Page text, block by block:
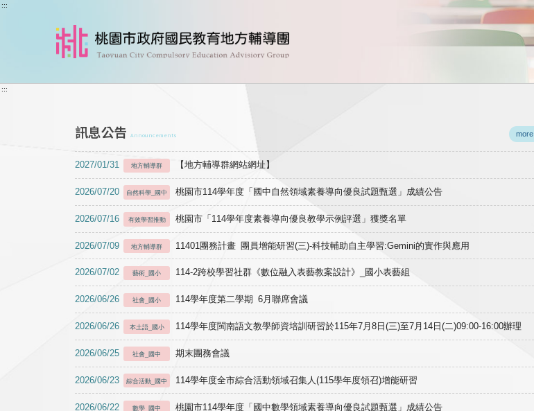
跳到主要內容
:::
:::
訊息公告 Announcements more
2027/01/31 地方輔導群 【地方輔導群網站網址】
2026/07/20 自然科學_國中 桃園市114學年度「國中自然領域素養導向優良試題甄選」成績公告
2026/07/16 有效學習推動 桃園市「114學年度素養導向優良教學示例評選」獲獎名單
2026/07/09 地方輔導群 11401團務計畫 團員增能研習(三)-科技輔助自主學習:Gemini的實作與應用
2026/07/02 藝術_國小 114-2跨校學習社群《數位融入表藝教案設計》_國小表藝組
2026/06/26 社會_國小 114學年度第二學期 6月聯席會議
2026/06/26 本土語_國小 114學年度閩南語文教學師資培訓研習於115年7月8日(三)至7月14日(二)09:00-16:00辦理
2026/06/25 社會_國中 期末團務會議
2026/06/23 綜合活動_國中 114學年度全市綜合活動領域召集人(115學年度領召)增能研習
2026/06/22 數學_國中 桃園市114學年度「國中數學領域素養導向優良試題甄選」成績公告